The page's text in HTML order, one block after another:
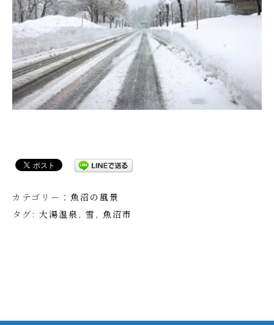
カテゴリー： 魚沼の風景
タグ: 大湯温泉, 雪 , 魚沼市